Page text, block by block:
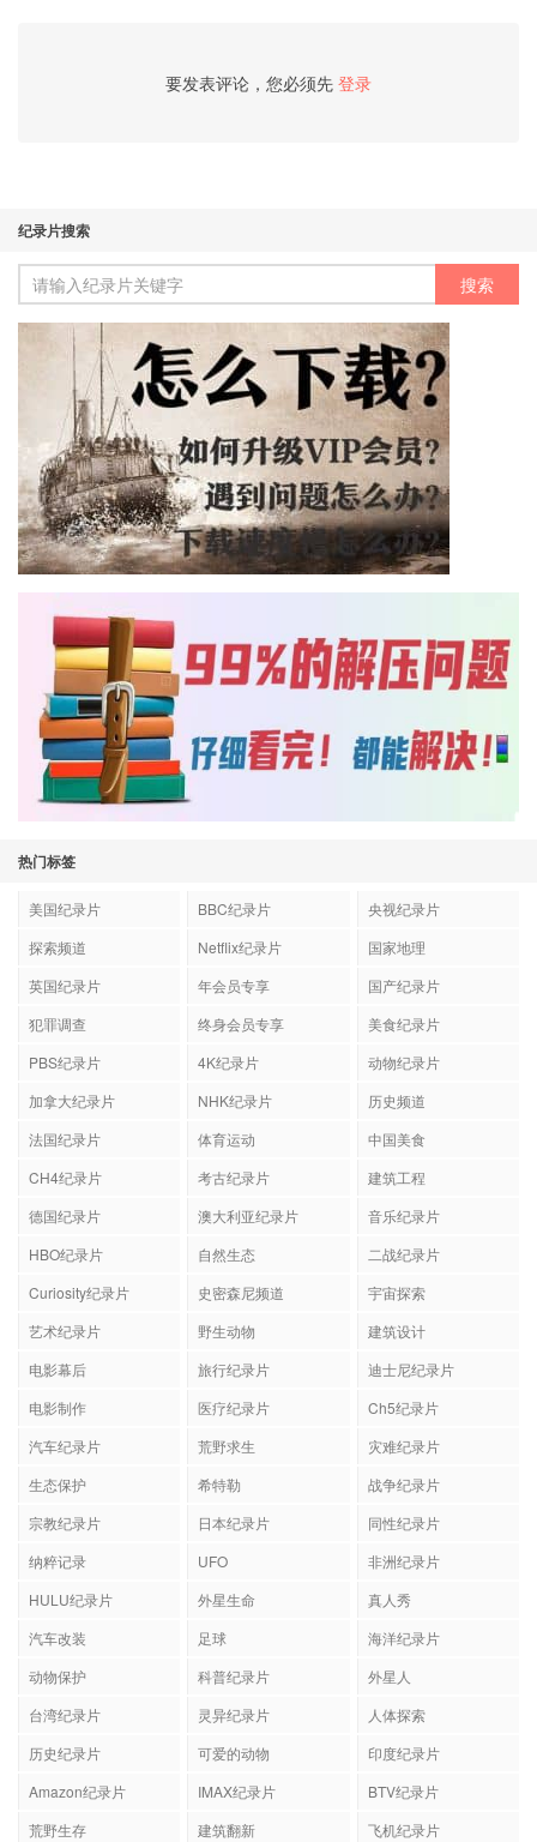
要发表评论，您必须先 登录
纪录片搜索
热门标签
美国纪录片 BBC纪录片
央视纪录片
探索频道
Netflix纪录片
国家地理
英国纪录片
年会员专享
国产纪录片
犯罪调查
终身会员专享
美食纪录片
PBS纪录片
4K纪录片
动物纪录片
加拿大纪录片
NHK纪录片
历史频道
法国纪录片
体育运动
中国美食
CH4纪录片
考古纪录片
建筑工程
德国纪录片
澳大利亚纪录片
音乐纪录片
HBO纪录片
自然生态
二战纪录片
Curiosity纪录片
史密森尼频道
宇宙探索
艺术纪录片
野生动物
建筑设计
电影幕后
旅行纪录片
迪士尼纪录片
电影制作
医疗纪录片
Ch5纪录片
汽车纪录片
荒野求生
灾难纪录片
生态保护
希特勒
战争纪录片
宗教纪录片
日本纪录片
同性纪录片
纳粹记录
UFO
非洲纪录片
HULU纪录片
外星生命
真人秀
汽车改装
足球
海洋纪录片
动物保护
科普纪录片
外星人
台湾纪录片
灵异纪录片
人体探索
历史纪录片
可爱的动物
印度纪录片
Amazon纪录片
IMAX纪录片
BTV纪录片
荒野生存
建筑翻新
飞机纪录片